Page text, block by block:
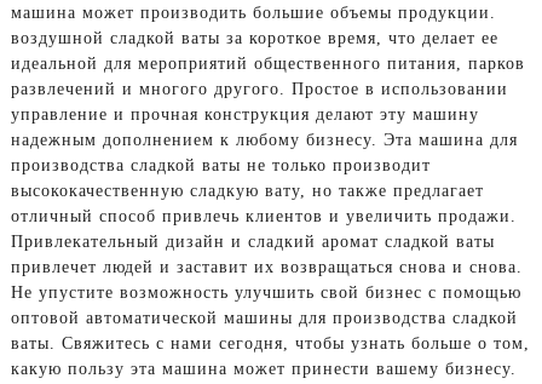
машина может производить большие объемы продукции.
воздушной сладкой ваты за короткое время, что делает ее
идеальной для мероприятий общественного питания, парков
развлечений и многого другого. Простое в использовании
управление и прочная конструкция делают эту машину
надежным дополнением к любому бизнесу. Эта машина для
производства сладкой ваты не только производит
высококачественную сладкую вату, но также предлагает
отличный способ привлечь клиентов и увеличить продажи.
Привлекательный дизайн и сладкий аромат сладкой ваты
привлечет людей и заставит их возвращаться снова и снова.
Не упустите возможность улучшить свой бизнес с помощью
оптовой автоматической машины для производства сладкой
ваты. Свяжитесь с нами сегодня, чтобы узнать больше о том,
какую пользу эта машина может принести вашему бизнесу.